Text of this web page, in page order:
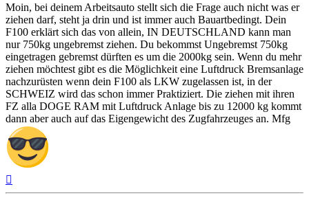
Moin, bei deinem Arbeitsauto stellt sich die Frage auch nicht was er
ziehen darf, steht ja drin und ist immer auch Bauartbedingt. Dein
F100 erklärt sich das von allein, IN DEUTSCHLAND kann man
nur 750kg ungebremst ziehen. Du bekommst Ungebremst 750kg
eingetragen gebremst dürften es um die 2000kg sein. Wenn du mehr
ziehen möchtest gibt es die Möglichkeit eine Luftdruck Bremsanlage
nachzurüsten wenn dein F100 als LKW zugelassen ist, in der
SCHWEIZ wird das schon immer Praktiziert. Die ziehen mit ihren
FZ alla DOGE RAM mit Luftdruck Anlage bis zu 12000 kg kommt
dann aber auch auf das Eigengewicht des Zugfahrzeuges an. Mfg